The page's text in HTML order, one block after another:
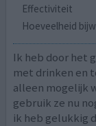
Effectiviteit
Hoeveelheid
Ik heb door het
met drinken en
alleen mogelijk
gebruik ze nu
ik heb gelukkig